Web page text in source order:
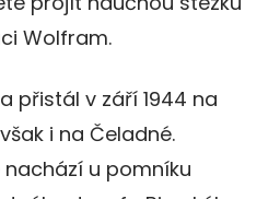
Wolfram.
přistál v září 1944 na
i na Čeladné.
u pomníku